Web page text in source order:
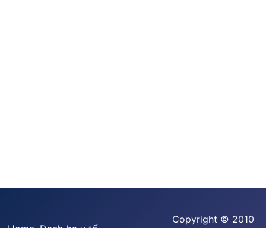
Copyright © 2010